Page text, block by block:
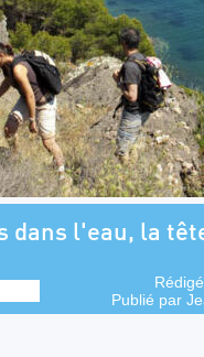
dans l'eau, la
Publié par